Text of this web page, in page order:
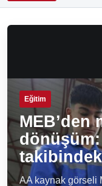
Eğitim
MEB’den
AA kaynak görseli